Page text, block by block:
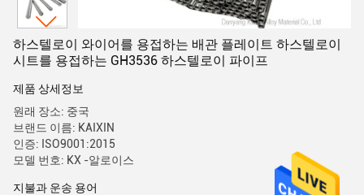
하스텔로이 와이어를 용접하는 배관 플레이트 하스텔로이
시트를 용접하는 GH3536 하스텔로이 파이프
제품 상세정보
원래 장소: 중국
브랜드 이름: KAIXIN
인증: ISO9001:2015
모델 번호: KX -알로이스
지불과 운송 용어